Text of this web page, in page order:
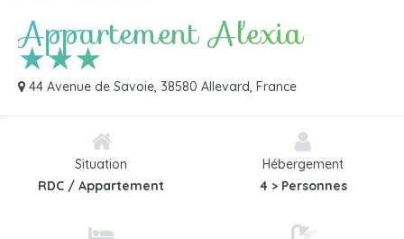
Appartement Alexia
★★★
44 Avenue de Savoie, 38580 Allevard, France
Situation
RDC / Appartement
Hébergement
4 > Personnes